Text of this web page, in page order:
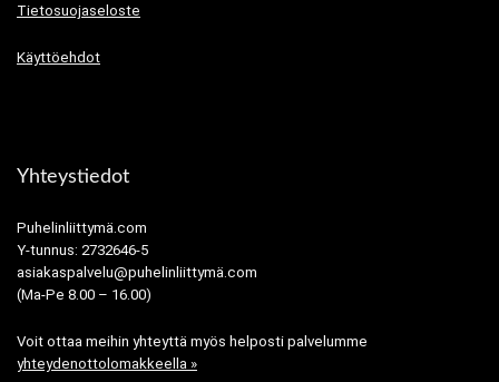
Tietosuojaseloste
Käyttöehdot
Yhteystiedot
Puhelinliittymä.com
Y-tunnus: 2732646-5
asiakaspalvelu@puhelinliittymä.com
(Ma-Pe 8.00 – 16.00)
Voit ottaa meihin yhteyttä myös helposti palvelumme
yhteydenottolomakkeella »